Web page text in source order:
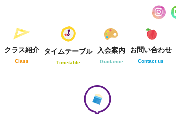
クラス紹介
Class
タイムテーブル
Timetable
入会案内
Guidance
お問い合わせ
Contact us